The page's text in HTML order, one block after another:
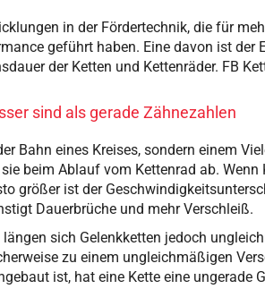
in der Fördertechnik, die für
geführt haben. Eine davon ist
der Ketten und Kettenräder. FB
sind als gerade Zähnezahlen
Bahn eines Kreises, sondern einem
beim Ablauf vom Kettenrad ab.
größer ist der
Dauerbrüche und mehr Verschleiß.
sich Gelenkketten jedoch
zu einem ungleichmäßigen
ist, hat eine Kette eine